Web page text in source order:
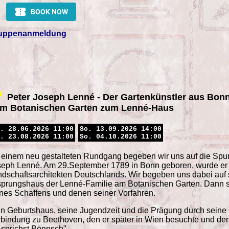
Peter Joseph Lenné - Der Gartenkünstler aus
Botanischen Garten zum Lenné-Haus
28.06.2026 11:00
23.08.2026 11:00
So. 13.09.2026 14:00
So. 04.10.2026 11:00
neu gestalteten Rundgang begeben wir uns auf die
Lenné. Am 29.September 1789 in Bonn geboren, wurde
Deutschlands. Wir begeben uns dabei
der Lenné-Familie am Botanischen Garten.
Schaffens und denen seiner Vorfahren.
Geburtshaus, seine Jugendzeit und die Prägung durch
zu Beethoven, den er später in Wien besuchte und